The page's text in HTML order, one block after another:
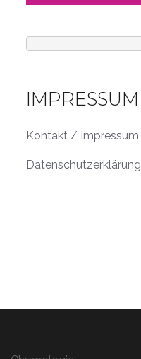
IMPRESSUM
Kontakt / Impressum
Datenschutzerklärung